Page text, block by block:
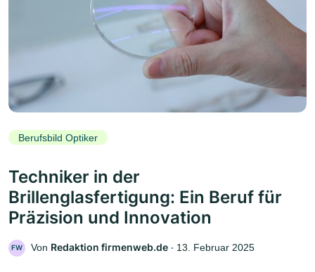
Berufsbild Optiker
Techniker in der
Brillenglasfertigung: Ein Beruf für
Präzision und Innovation
FW Von Redaktion firmenweb.de ‧ 13. Februar 2025